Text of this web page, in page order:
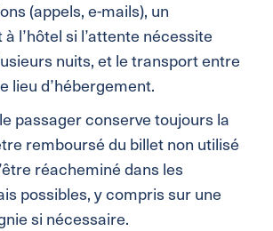
(appels, e-mails), un
l’hôtel si l’attente nécessite
nuits, et le transport entre
lieu d’hébergement.
passager conserve toujours la
remboursé du billet non utilisé
réacheminé dans les
possibles, y compris sur une
si nécessaire.